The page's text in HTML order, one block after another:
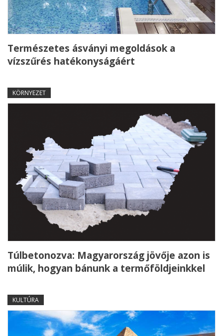
Természetes ásványi megoldások a
vízszűrés hatékonyságáért
KÖRNYEZET
Túlbetonozva: Magyarország jövője azon is
múlik, hogyan bánunk a termőföldjeinkkel
KULTÚRA